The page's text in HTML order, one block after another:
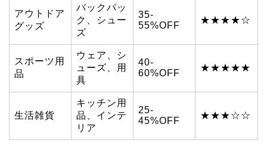
アウトドア
グッズ
バックパッ
ク、シュー
ズ
35-
55%OFF
★★★★☆
スポーツ用
品
ウェア、シ
ューズ、用
具
40-
60%OFF
★★★★★
生活雑貨
キッチン用
品、インテ
リア
25-
45%OFF
★★★☆☆